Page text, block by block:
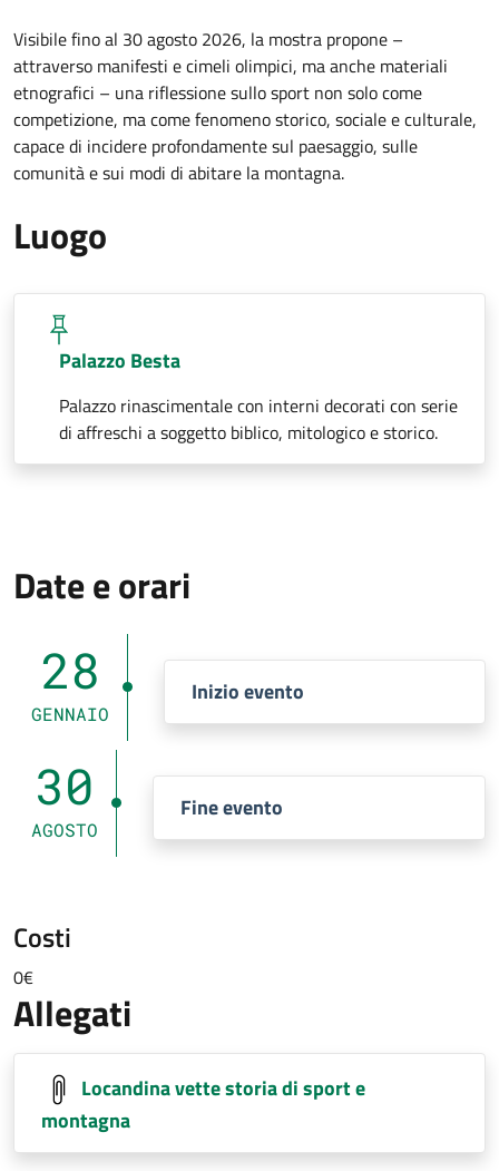
Visibile fino al 30 agosto 2026, la mostra propone –
attraverso manifesti e cimeli olimpici, ma anche materiali
etnografici – una riflessione sullo sport non solo come
competizione, ma come fenomeno storico, sociale e culturale,
capace di incidere profondamente sul paesaggio, sulle
comunità e sui modi di abitare la montagna.
Luogo
Palazzo Besta
Palazzo rinascimentale con interni decorati con serie
di affreschi a soggetto biblico, mitologico e storico.
Date e orari
28
GENNAIO
Inizio evento
30
AGOSTO
Fine evento
Costi
0€
Allegati
Locandina vette storia di sport e
montagna